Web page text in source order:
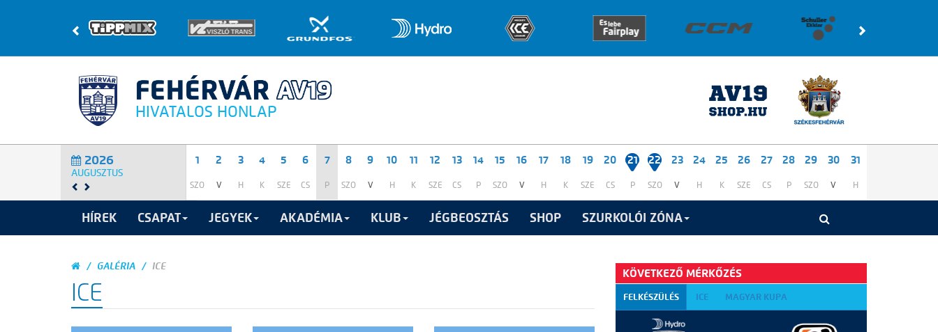
HIVATALOS HONLAP
2026
AUGUSZTUS
1
SZO
2
V
3
H
4
K
5
SZE
6
CS
7
P
8
SZO
9
V
10
H
11
K
12
SZE
13
CS
14
P
15
SZO
16
V
17
H
18
K
19
SZE
20
CS
21
P
22
SZO
23
V
24
H
25
K
26
SZE
27
CS
28
P
29
SZO
30
V
31
H
HÍREK CSAPAT JEGYEK AKADÉMIA KLUB JÉGBEOSZTÁS SHOP SZURKOLÓI ZÓNA
GALÉRIA ICE
ICE
KÖVETKEZŐ MÉRKŐZÉS
FELKÉSZÜLÉS ICE MAGYAR KUPA